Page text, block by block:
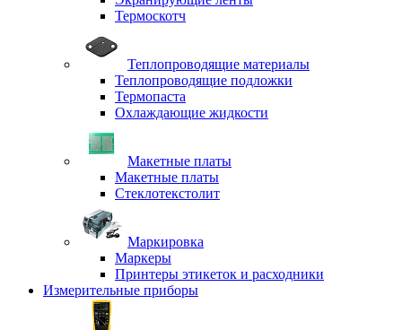
Термоскотч
Теплопроводящие материалы
Теплопроводящие подложки
Термопаста
Охлаждающие жидкости
Макетные платы
Макетные платы
Стеклотекстолит
Маркировка
Маркеры
Принтеры этикеток и расходники
Измерительные приборы